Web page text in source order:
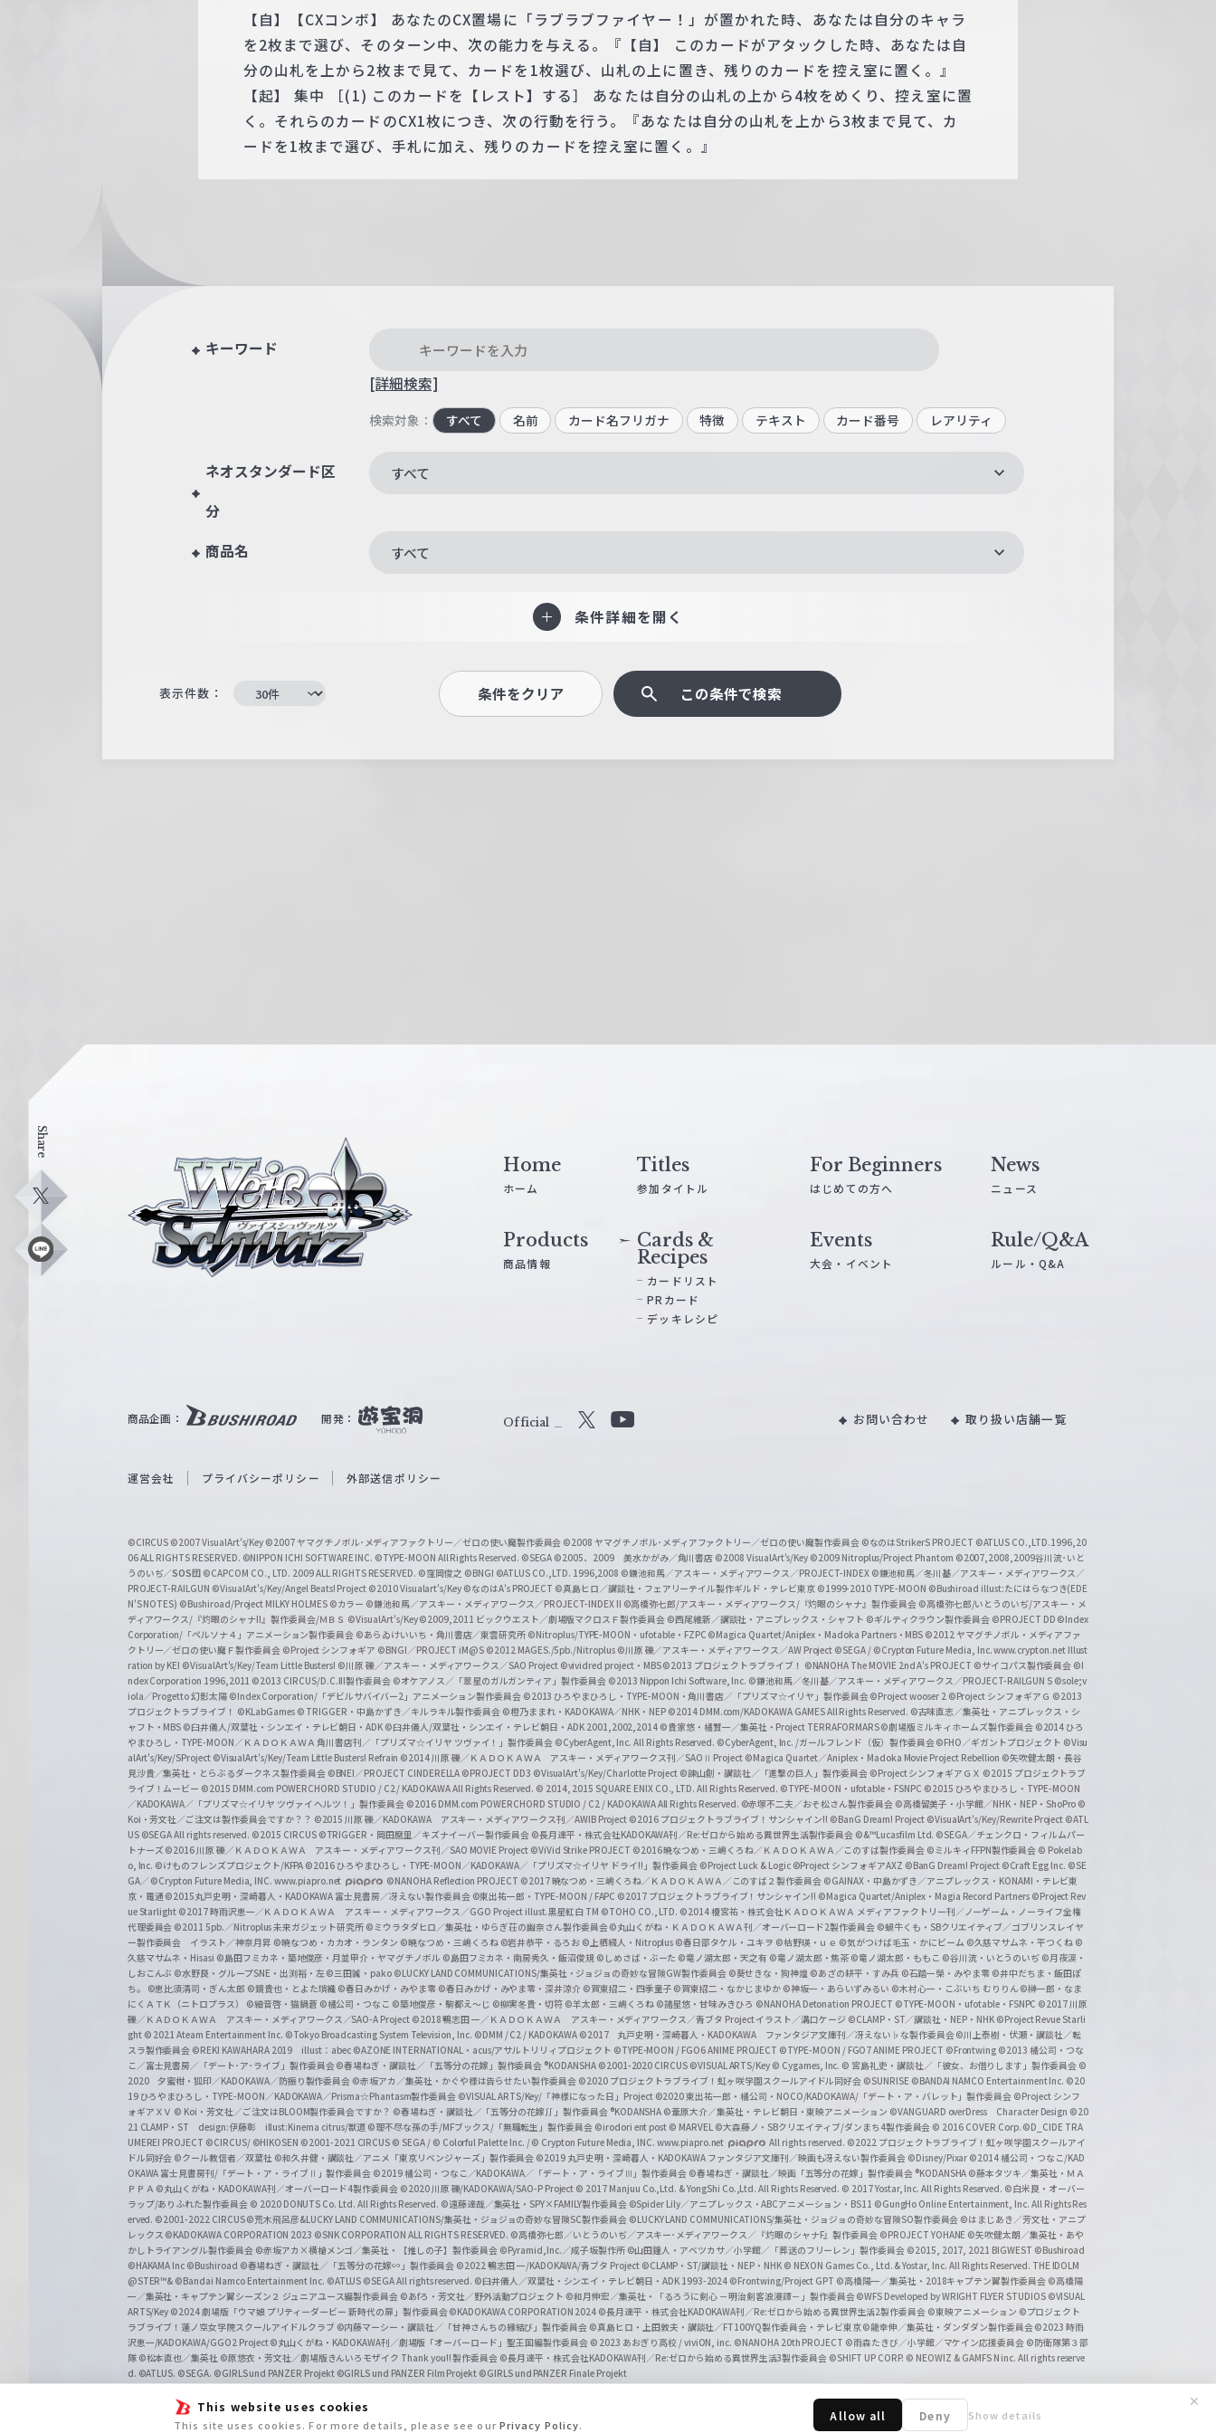
This website uses cookies
This site uses cookies. For more details, please see ourPrivacy Policy.
Allow all Deny Show details
✕
【自】【CXコンボ】 あなたのCX置場に「ラブラブファイヤー！」が置かれた時、あなたは自分のキャラ
を2枚まで選び、そのターン中、次の能力を与える。『【自】 このカードがアタックした時、あなたは自
分の山札を上から2枚まで見て、カードを1枚選び、山札の上に置き、残りのカードを控え室に置く。』
【起】 集中 ［(1) このカードを【レスト】する］ あなたは自分の山札の上から4枚をめくり、控え室に置
く。それらのカードのCX1枚につき、次の行動を行う。『あなたは自分の山札を上から3枚まで見て、カ
ードを1枚まで選び、手札に加え、残りのカードを控え室に置く。』
キーワード
[詳細検索]
検索対象： すべて 名前 カード名フリガナ 特徴 テキスト カード番号 レアリティ
ネオスタンダード区
分
すべて
商品名 すべて
条件詳細を開く
表示件数： 条件をクリア この条件で検索
Share
X
L
ス
W
i
c
h
w
a
r
z
Home
ホーム
Titles
参加タイトル
For Beginners
はじめての方へ
News
ニュース
Products
商品情報
Cards &
Recipes
カードリスト
PRカード
デッキレシピ
Events
大会・イベント
Rule/Q&A
ルール・Q&A
商品企画： 開発： Official
Y
b
e
O
f
f
i
c
i
a
l
C
h
a
n
n
e
l
お問い合わせ 取り扱い店舗一覧
運営会社 プライバシーポリシー 外部送信ポリシー
©CIRCUS ©2007 VisualArt's/Key ©2007 ヤマグチノボル･メディアファクトリー／ゼロの使い魔製作委員会 ©2008 ヤマグチノボル･メディアファクトリー／ゼロの使い魔製作委員会 ©なのはStrikerS PROJECT ©ATLUS CO.,LTD.1996,20
06 ALL RIGHTS RESERVED. ©NIPPON ICHI SOFTWARE INC. ©TYPE-MOON All Rights Reserved. ©SEGA ©2005、2009 美水かがみ／角川書店 ©2008 VisualArt's/Key ©2009 Nitroplus/Project Phantom ©2007,2008,2009谷川流･いと
うのいぢ／SOS団 ©CAPCOM CO., LTD. 2009 ALL RIGHTS RESERVED. ©窪岡俊之 ©BNGI ©ATLUS CO.,LTD. 1996,2008 ©鎌池和馬／アスキー・メディアワークス／PROJECT-INDEX ©鎌池和馬／冬川基／アスキー・メディアワークス／
PROJECT-RAILGUN ©VisualArt's/Key/Angel Beats! Project ©2010 Visualart's/Key ©なのはA's PROJECT ©真島ヒロ／講談社・フェアリーテイル製作ギルド・テレビ東京 ©1999-2010 TYPE-MOON ©Bushiroad illust:たにはらなつき(EDE
N'S NOTES) ©Bushiroad/Project MILKY HOLMES ©カラー ©鎌池和馬／アスキー・メディアワークス／PROJECT-INDEX II ©高橋弥七郎/アスキー・メディアワークス/『灼眼のシャナ』製作委員会 ©高橋弥七郎/いとうのいぢ/アスキー・メ
ディアワークス/『灼眼のシャナII』製作委員会/ＭＢＳ ©VisualArt's/Key©2009,2011 ビックウエスト／劇場版マクロスＦ製作委員会 ©西尾維新／講談社・アニプレックス・シャフト ©ギルティクラウン製作委員会 ©PROJECT DD ©Index
Corporation/「ペルソナ４」アニメーション製作委員会 ©あらゐけいいち・角川書店／東雲研究所 ©Nitroplus/TYPE-MOON・ufotable・FZPC ©Magica Quartet/Aniplex・Madoka Partners・MBS ©2012 ヤマグチノボル・メディアファ
クトリー／ゼロの使い魔Ｆ製作委員会 ©Project シンフォギア ©BNGI／PROJECT iM@S ©2012 MAGES./5pb./Nitroplus ©川原 礫／アスキー・メディアワークス／AW Project ©SEGA / ©Crypton Future Media, Inc. www.crypton.net Illust
ration by KEI ©VisualArt's/Key/Team Little Busters! ©川原 礫／アスキー・メディアワークス／SAO Project ©vividred project・MBS ©2013 プロジェクトラブライブ！ ©NANOHA The MOVIE 2nd A's PROJECT ©サイコパス製作委員会 ©I
ndex Corporation 1996,2011 ©2013 CIRCUS/D.C.III製作委員会 ©オケアノス／「翠星のガルガンティア」製作委員会 ©2013 Nippon Ichi Software, Inc. ©鎌池和馬／冬川基／アスキー・メディアワークス／PROJECT-RAILGUN S ©sole;v
iola／Progetto 幻影太陽 ©Index Corporation/「デビルサバイバー2」アニメーション製作委員会 ©2013 ひろやまひろし・TYPE-MOON・角川書店／「プリズマ☆イリヤ」製作委員会©Project wooser 2 ©Project シンフォギアＧ ©2013
プロジェクトラブライブ！ ©KLabGames © TRIGGER・中島かずき／キルラキル製作委員会 ©橙乃ままれ・KADOKAWA／NHK・NEP ©2014 DMM.com/KADOKAWA GAMES All Rights Reserved. ©古味直志／集英社・アニプレックス・シ
ャフト・MBS ©臼井儀人/双葉社・シンエイ・テレビ朝日・ADK ©臼井儀人/双葉社・シンエイ・テレビ朝日・ADK 2001,2002,2014 ©貴家悠・橘賢一／集英社・Project TERRAFORMARS©劇場版ミルキィホームズ製作委員会 ©2014 ひろ
やまひろし・TYPE-MOON／ＫＡＤＯＫＡＷＡ 角川書店刊／「プリズマ☆イリヤ ツヴァイ！」製作委員会 ©CyberAgent, Inc. All Rights Reserved. ©CyberAgent, Inc. /ガールフレンド（仮）製作委員会©FHO／ギガントプロジェクト ©Visu
alArt's/Key/SProject ©VisualArt's/Key/Team Little Busters! Refrain ©2014 川原 礫／ＫＡＤＯＫＡＷＡ アスキー・メディアワークス刊／SAOⅡ Project ©Magica Quartet／Aniplex・Madoka Movie Project Rebellion ©矢吹健太朗・長谷
見沙貴／集英社・とらぶるダークネス製作委員会 ©BNEI／PROJECT CINDERELLA ©PROJECT DD3 ©VisualArt's/Key/Charlotte Project ©諫山創・講談社／「進撃の巨人」製作委員会 ©Project シンフォギアＧＸ ©2015 プロジェクトラブ
ライブ！ムービー ©2015 DMM.com POWERCHORD STUDIO / C2 / KADOKAWA All Rights Reserved. © 2014, 2015 SQUARE ENIX CO., LTD. All Rights Reserved. ©TYPE-MOON・ufotable・FSNPC ©2015 ひろやまひろし・TYPE-MOON
／KADOKAWA／「プリズマ☆イリヤ ツヴァイ ヘルツ！」製作委員会 ©2016 DMM.com POWERCHORD STUDIO / C2 / KADOKAWA All Rights Reserved. ©赤塚不二夫／おそ松さん製作委員会 ©高橋留美子・小学館／NHK・NEP・ShoPro ©
Koi・芳文社／ご注文は製作委員会ですか？？ ©2015 川原 礫／KADOKAWA アスキー・メディアワークス刊／AWIB Project ©2016 プロジェクトラブライブ！サンシャイン!! ©BanG Dream! Project ©VisualArt's/Key/Rewrite Project ©ATL
US ©SEGA All rights reserved. ©2015 CIRCUS ©TRIGGER・岡田麿里／キズナイーバー製作委員会 ©長月達平・株式会社KADOKAWA刊／Re:ゼロから始める異世界生活製作委員会 ©&™Lucasfilm Ltd. ©SEGA／チェンクロ・フィルムパー
トナーズ©2016 川原 礫／ＫＡＤＯＫＡＷＡ アスキー・メディアワークス刊／SAO MOVIE Project ©ViVid Strike PROJECT ©2016 暁なつめ・三嶋くろね／ＫＡＤＯＫＡＷＡ／このすば製作委員会 ©ミルキィFFPN製作委員会 © Pokelab
o, Inc. ©けものフレンズプロジェクト/KFPA ©2016 ひろやまひろし・TYPE-MOON／KADOKAWA／「プリズマ☆イリヤ ドライ!!」製作委員会 ©Project Luck & Logic ©Project シンフォギアAXZ ©BanG Dream! Project ©Craft Egg Inc. ©SE
GA／ ©Crypton Future Media, INC. www.piapro.net
©NANOHA Reflection PROJECT ©2017 暁なつめ・三嶋くろね／ＫＡＤＯＫＡＷＡ／このすば２製作委員会 ©GAINAX・中島かずき／アニプレックス・KONAMI・テレビ東
京・電通 ©2015丸戸史明・深崎暮人・KADOKAWA 富士見書房／冴えない製作委員会 ©東出祐一郎・TYPE-MOON / FAPC ©2017 プロジェクトラブライブ！サンシャイン!! ©Magica Quartet/Aniplex・Magia Record Partners ©Project Rev
ue Starlight ©2017 時雨沢恵一／ＫＡＤＯＫＡＷＡ アスキー・メディアワークス／GGO Project illust.黒星紅白 TM ©TOHO CO., LTD. ©2014 榎宮祐・株式会社ＫＡＤＯＫＡＷＡ メディアファクトリー刊／ノーゲーム・ノーライフ全権
代理委員会 ©2011 5pb.／Nitroplus 未来ガジェット研究所 ©ミウラタダヒロ／集英社・ゆらぎ荘の幽奈さん製作委員会©丸山くがね・ＫＡＤＯＫＡＷＡ刊／オーバーロード2製作委員会 ©蝸牛くも・SBクリエイティブ／ゴブリンスレイヤ
ー製作委員会 イラスト／神奈月昇 ©暁なつめ・カカオ・ランタン ©暁なつめ・三嶋くろね ©岩井恭平・るろお ©上栖綴人・Nitroplus ©春日部タケル・ユキヲ ©枯野瑛・ｕｅ ©気がつけば毛玉・かにビーム ©久慈マサムネ・平つくね ©
久慈マサムネ・Hisasi ©島田フミカネ・築地俊彦・月並甲介・ヤマグチノボル ©島田フミカネ・南房秀久・飯沼俊規 ©しめさば・ぶーた ©竜ノ湖太郎・天之有 ©竜ノ湖太郎・焦茶 ©竜ノ湖太郎・ももこ ©谷川流・いとうのいぢ ©月夜涙・
しおこんぶ ©水野良・グループSNE・出渕裕・左©三田誠・pako ©LUCKY LAND COMMUNICATIONS/集英社・ジョジョの奇妙な冒険GW製作委員会 ©葵せきな・狗神煌 ©あざの耕平・すみ兵 ©石踏一榮・みやま零 ©井中だちま・飯田ぽ
ち。
©恵比須清司・ぎん太郎 ©鏡貴也・とよた瑣織 ©春日みかげ・みやま零 ©春日みかげ・みやま零・深井涼介 ©賀東招二・四季童子 ©賀東招二・なかじまゆか ©神坂一・あらいずみるい ©木村心一・こぶいち むりりん ©榊一郎・なま
にくＡＴＫ（ニトロプラス） ©細音啓・猫鍋蒼 ©橘公司・つなこ ©築地俊彦・駒都え～じ ©柳実冬貴・切符 ©羊太郎・三嶋くろね ©諸星悠・甘味みきひろ ©NANOHA Detonation PROJECT ©TYPE-MOON・ufotable・FSNPC ©2017 川原
礫／ＫＡＤＯＫＡＷＡ アスキー・メディアワークス／SAO-A Project ©2018 鴨志田 一／ＫＡＤＯＫＡＷＡ アスキー・メディアワークス／青ブタ Project イラスト／溝口ケージ ©CLAMP・ST／講談社・NEP・NHK ©Project Revue Starli
ght © 2021 Ateam Entertainment Inc. ©Tokyo Broadcasting System Television, Inc. ©DMM / C2 / KADOKAWA ©2017 丸戸史明・深崎暮人・KADOKAWA ファンタジア文庫刊／冴えない♭な製作委員会©川上泰樹・伏瀬・講談社／転
スラ製作委員会 ©REKI KAWAHARA 2019 illust：abec ©AZONE INTERNATIONAL・acus/アサルトリリィプロジェクト ©TYPE-MOON / FGO6 ANIME PROJECT ©TYPE-MOON / FGO7 ANIME PROJECT ©Frontwing ©2013 橘公司・つな
こ／富士見書房／「デート･ア･ライブ」製作委員会©春場ねぎ・講談社／「五等分の花嫁」製作委員会 ®KODANSHA ©2001-2020 CIRCUS ©VISUAL ARTS/Key © Cygames, Inc. © 宮島礼吏・講談社／「彼女、お借りします」製作委員会 ©
2020 夕蜜柑・狐印／KADOKAWA／防振り製作委員会 ©赤坂アカ／集英社・かぐや様は告らせたい製作委員会 ©2020 プロジェクトラブライブ！虹ヶ咲学園スクールアイドル同好会 ©SUNRISE ©BANDAI NAMCO Entertainment Inc. ©20
19 ひろやまひろし・TYPE-MOON／KADOKAWA／Prisma☆Phantasm製作委員会 ©VISUAL ARTS/Key/「神様になった日」Project ©2020 東出祐一郎・橘公司・NOCO/KADOKAWA/「デート・ア・バレット」製作委員会 ©Project シンフ
ォギアＸＶ © Koi・芳文社／ご注文はBLOOM製作委員会ですか？ ©春場ねぎ・講談社／「五等分の花嫁∬」製作委員会 ®KODANSHA ©葦原大介／集英社・テレビ朝日・東映アニメーション ©VANGUARD overDress Character Design ©20
21 CLAMP・ST design:伊藤彰 illust:Kinema citrus/獣道 ©理不尽な孫の手/MFブックス/「無職転生」製作委員会 ©irodori ent post © MARVEL ©大森藤ノ・SBクリエイティブ/ダンまち4製作委員会 © 2016 COVER Corp. ©D_CIDE TRA
UMEREI PROJECT ©CIRCUS/ ©HIKOSEN ©2001-2021 CIRCUS © SEGA / © Colorful Palette Inc. / © Crypton Future Media, INC. www.piapro.net All rights reserved. ©2022 プロジェクトラブライブ！虹ヶ咲学園スクールアイ
ドル同好会 ©クール教信者／双葉社 ©和久井健・講談社／アニメ「東京リベンジャーズ」製作委員会 ©2019 丸戸史明・深崎暮人・KADOKAWA ファンタジア文庫刊／映画も冴えない製作委員会 ©Disney/Pixar ©2014 橘公司・つなこ/KAD
OKAWA 富士見書房刊/「デート・ア・ライブⅡ」製作委員会 ©2019 橘公司・つなこ／KADOKAWA／「デート・ア・ライブⅢ」製作委員会 ©春場ねぎ・講談社／映画「五等分の花嫁」製作委員会 ®KODANSHA ©藤本タツキ／集英社・ＭＡ
ＰＰＡ ©丸山くがね・KADOKAWA刊／オーバーロード4製作委員会 ©2020 川原 礫/KADOKAWA/SAO-P Project © 2017 Manjuu Co.,Ltd. & YongShi Co.,Ltd. All Rights Reserved. © 2017 Yostar, Inc. All Rights Reserved. ©白米良・オーバー
ラップ/ありふれた製作委員会 © 2020 DONUTS Co. Ltd. All Rights Reserved. ©遠藤達哉／集英社・SPY×FAMILY製作委員会 ©Spider Lily／アニプレックス・ABCアニメーション・BS11 ©GungHo Online Entertainment, Inc. All Rights Res
erved. ©2001-2022 CIRCUS©荒木飛呂彦&LUCKY LAND COMMUNICATIONS/集英社・ジョジョの奇妙な冒険SC製作委員会 ©LUCKY LAND COMMUNICATIONS/集英社・ジョジョの奇妙な冒険SO製作委員会 ©はまじあき／芳文社・アニプ
レックス ©KADOKAWA CORPORATION 2023 ©SNK CORPORATION ALL RIGHTS RESERVED. ©高橋弥七郎／いとうのいぢ／アスキー･メディアワークス／『灼眼のシャナF』製作委員会 ©PROJECT YOHANE ©矢吹健太朗／集英社・あや
かしトライアングル製作委員会 ©赤坂アカ×横槍メンゴ／集英社・【推しの子】製作委員会 ©Pyramid,Inc.／成子坂製作所 ©山田鐘人・アベツカサ／小学館／「葬送のフリーレン」製作委員会 ©2015, 2017, 2021 BIGWEST ©Bushiroad
©HAKAMA Inc ©Bushiroad ©春場ねぎ・講談社／「五等分の花嫁∽」製作委員会 ©2022 鴨志田 一/KADOKAWA/青ブタ Project ©CLAMP・ST/講談社・NEP・NHK © NEXON Games Co., Ltd. & Yostar, Inc. All Rights Reserved. THE IDOLM
@STER™& ©Bandai Namco Entertainment Inc. ©ATLUS ©SEGA All rights reserved. ©臼井儀人／双葉社・シンエイ・テレビ朝日・ADK 1993-2024 ©Frontwing/Project GPT ©高橋陽一／集英社・2018キャプテン翼製作委員会 ©高橋陽
一／集英社・キャプテン翼シーズン２ ジュニアユース編製作委員会 ©あfろ・芳文社／野外活動プロジェクト ©和月伸宏／集英社・「るろうに剣心 －明治剣客浪漫譚－」製作委員会©WFS Developed by WRIGHT FLYER STUDIOS ©VISUAL
ARTS/Key ©2024 劇場版「ウマ娘 プリティーダービー 新時代の扉」製作委員会©KADOKAWA CORPORATION 2024 ©長月達平・株式会社KADOKAWA刊／Re:ゼロから始める異世界生活2製作委員会 ©東映アニメーション ©プロジェクト
ラブライブ！蓮ノ空女学院スクールアイドルクラブ ©内藤マーシー・講談社／「甘神さんちの縁結び」製作委員会 ©真島ヒロ・上田敦夫・講談社／FT100YQ製作委員会・テレビ東京©龍幸伸／集英社・ダンダダン製作委員会©2023 時雨
沢恵一/KADOKAWA/GGO2 Project©丸山くがね・KADOKAWA刊／劇場版「オーバーロード」聖王国編製作委員会 © 2023 あおぎり高校 / viviON, inc. ©NANOHA 20th PROJECT ©雨森たきび／小学館／マケイン応援委員会 ©防衛隊第３部
隊 ©松本直也／集英社 ©原悠衣・芳文社／劇場版きんいろモザイク Thank you!! 製作委員会 ©長月達平・株式会社KADOKAWA刊／Re:ゼロから始める異世界生活3製作委員会 ©SHIFT UP CORP. © NEOWIZ & GAMFS N inc. All rights reserve
d. ©ATLUS. ©SEGA. ©GIRLS und PANZER Projekt ©GIRLS und PANZER Film Projekt ©GIRLS und PANZER Finale Projekt